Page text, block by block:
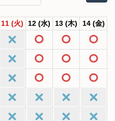
11 (火) 12 (水) 13 (木) 14 (金)